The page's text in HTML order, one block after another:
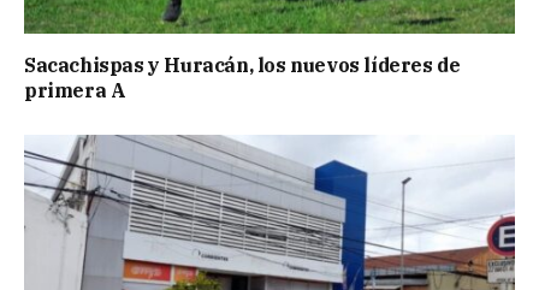
Sacachispas y Huracán, los nuevos líderes de
primera A